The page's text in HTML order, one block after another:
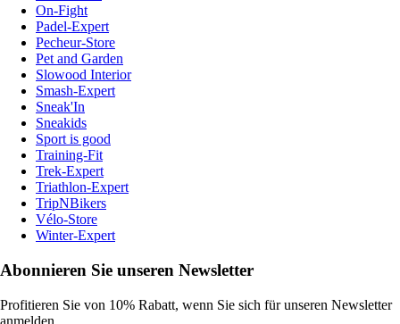
On-Fight
Padel-Expert
Pecheur-Store
Pet and Garden
Slowood Interior
Smash-Expert
Sneak'In
Sneakids
Sport is good
Training-Fit
Trek-Expert
Triathlon-Expert
TripNBikers
Vélo-Store
Winter-Expert
Abonnieren Sie unseren Newsletter
Profitieren Sie von 10% Rabatt, wenn Sie sich für unseren Newsletter
anmelden